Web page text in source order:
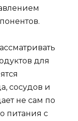
для
сосудов и
не сам по
питания с